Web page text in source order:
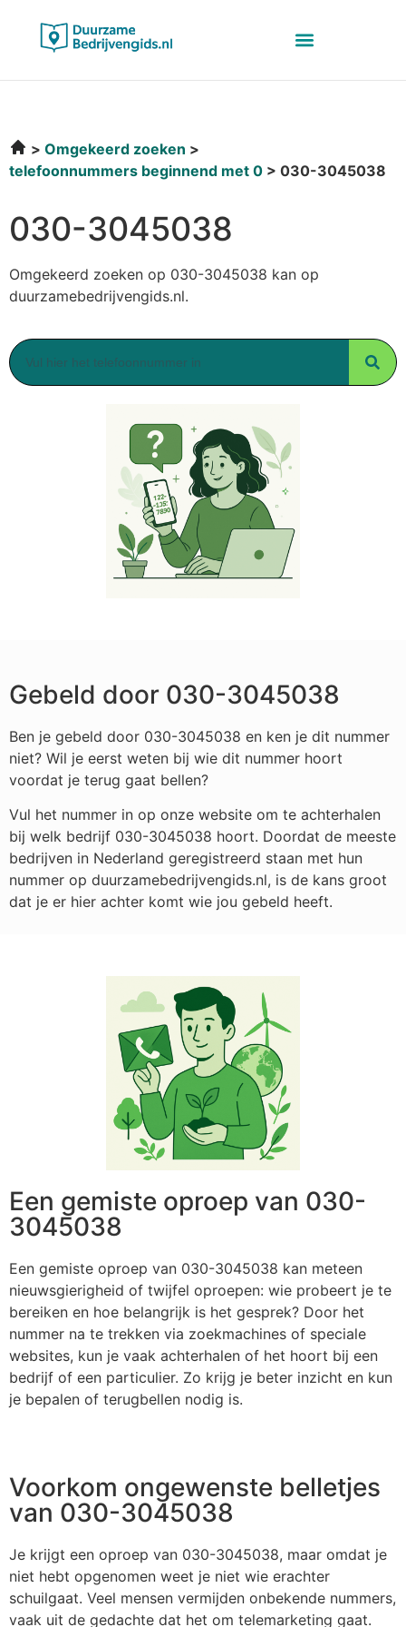
Omgekeerd zoeken
telefoonnummers beginnend met 0
030-3045038
030-3045038
Omgekeerd zoeken op 030-3045038 kan op
duurzamebedrijvengids.nl.
Gebeld door 030-3045038
Ben je gebeld door 030-3045038 en ken je dit nummer
niet? Wil je eerst weten bij wie dit nummer hoort
voordat je terug gaat bellen?
Vul het nummer in op onze website om te achterhalen
bij welk bedrijf 030-3045038 hoort. Doordat de meeste
bedrijven in Nederland geregistreerd staan met hun
nummer op duurzamebedrijvengids.nl, is de kans groot
dat je er hier achter komt wie jou gebeld heeft.
Een gemiste oproep van 030-
3045038
Een gemiste oproep van 030-3045038 kan meteen
nieuwsgierigheid of twijfel oproepen: wie probeert je te
bereiken en hoe belangrijk is het gesprek? Door het
nummer na te trekken via zoekmachines of speciale
websites, kun je vaak achterhalen of het hoort bij een
bedrijf of een particulier. Zo krijg je beter inzicht en kun
je bepalen of terugbellen nodig is.
Voorkom ongewenste belletjes
van 030-3045038
Je krijgt een oproep van 030-3045038, maar omdat je
niet hebt opgenomen weet je niet wie erachter
schuilgaat. Veel mensen vermijden onbekende nummers,
vaak uit de gedachte dat het om telemarketing gaat.